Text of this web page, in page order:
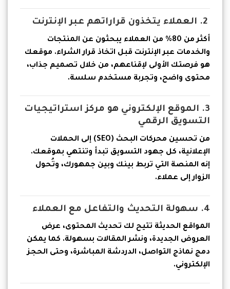
أكثر من 80% من العملاء يبحثون عن المنتجات
والخدمات عبر الإنترنت قبل اتخاذ قرار الشراء. موقعك
هو فرصتك الأولى لإقناعهم، من خلال تصميم جذاب،
محتوى واضح، وتجربة مستخدم سلسة.
3. الموقع الإلكتروني هو مركز استراتيجيات
التسويق الرقمي
من تحسين محركات البحث (SEO) إلى الحملات
الإعلانية، كل جهود التسويق تبدأ وتنتهي بموقعك.
إنه المنصة التي تربط بينك وبين جمهورك، وتُحول
الزوار إلى عملاء.
4. سهولة التحديث والتفاعل مع العملاء
المواقع الحديثة تتيح لك تحديث المحتوى، عرض
العروض الجديدة، ونشر المقالات بسهولة. كما يمكن
دمج نماذج التواصل، الدردشة المباشرة، وحتى الحجز
الإلكتروني.